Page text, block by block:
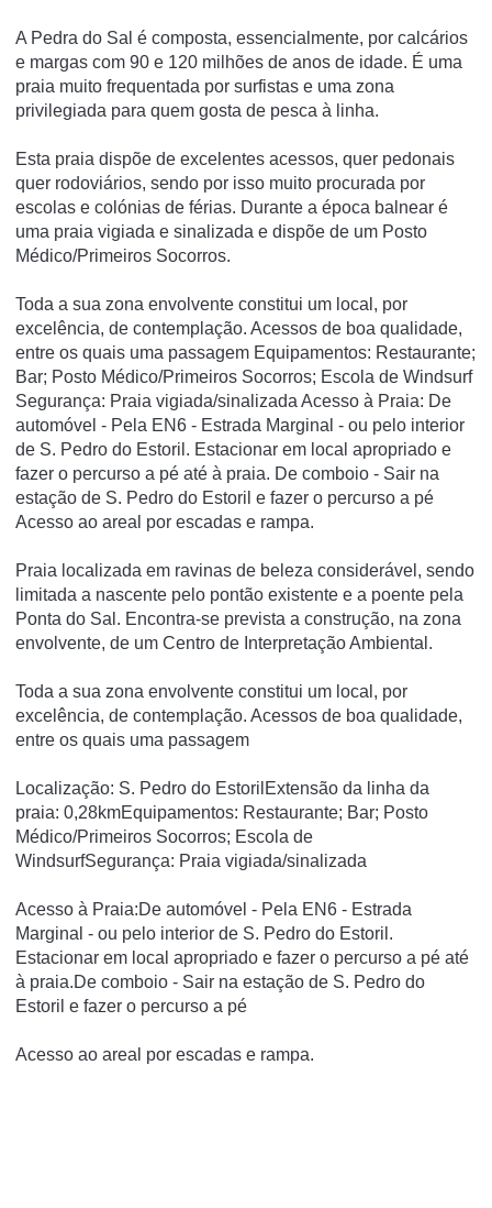
A Pedra do Sal é composta, essencialmente, por calcários
e margas com 90 e 120 milhões de anos de idade. É uma
praia muito frequentada por surfistas e uma zona
privilegiada para quem gosta de pesca à linha.
Esta praia dispõe de excelentes acessos, quer pedonais
quer rodoviários, sendo por isso muito procurada por
escolas e colónias de férias. Durante a época balnear é
uma praia vigiada e sinalizada e dispõe de um Posto
Médico/Primeiros Socorros.
Toda a sua zona envolvente constitui um local, por
excelência, de contemplação. Acessos de boa qualidade,
entre os quais uma passagem Equipamentos: Restaurante;
Bar; Posto Médico/Primeiros Socorros; Escola de Windsurf
Segurança: Praia vigiada/sinalizada Acesso à Praia: De
automóvel - Pela EN6 - Estrada Marginal - ou pelo interior
de S. Pedro do Estoril. Estacionar em local apropriado e
fazer o percurso a pé até à praia. De comboio - Sair na
estação de S. Pedro do Estoril e fazer o percurso a pé
Acesso ao areal por escadas e rampa.
Praia localizada em ravinas de beleza considerável, sendo
limitada a nascente pelo pontão existente e a poente pela
Ponta do Sal. Encontra-se prevista a construção, na zona
envolvente, de um Centro de Interpretação Ambiental.
Toda a sua zona envolvente constitui um local, por
excelência, de contemplação. Acessos de boa qualidade,
entre os quais uma passagem
Localização: S. Pedro do EstorilExtensão da linha da
praia: 0,28kmEquipamentos: Restaurante; Bar; Posto
Médico/Primeiros Socorros; Escola de
WindsurfSegurança: Praia vigiada/sinalizada
Acesso à Praia:De automóvel - Pela EN6 - Estrada
Marginal - ou pelo interior de S. Pedro do Estoril.
Estacionar em local apropriado e fazer o percurso a pé até
à praia.De comboio - Sair na estação de S. Pedro do
Estoril e fazer o percurso a pé
Acesso ao areal por escadas e rampa.